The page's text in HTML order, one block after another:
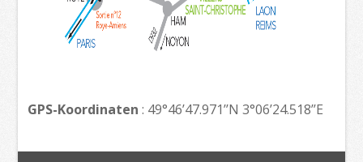
GPS-Koordinaten : 49°46’47.971’’N 3°06’24.518’’E